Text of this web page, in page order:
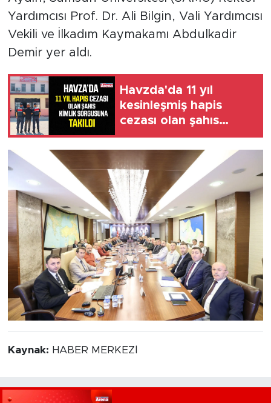
Yardımcısı Prof. Dr. Ali Bilgin, Vali Yardımcısı
Vekili ve İlkadım Kaymakamı Abdulkadir
Demir yer aldı.
Havzda'da 11 yıl
kesinleşmiş hapis
cezası olan şahıs
yakalandı
Kaynak: HABER MERKEZİ